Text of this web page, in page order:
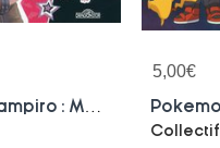
5,00€
Collectif